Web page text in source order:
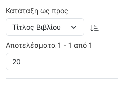
Κατάταξη ως προς
Αποτελέσματα 1 - 1 από 1